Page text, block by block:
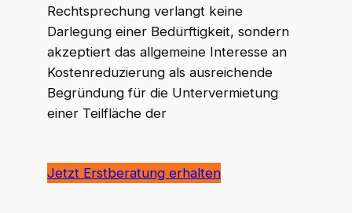
Rechtsprechung verlangt keine
Darlegung einer Bedürftigkeit, sondern
akzeptiert das allgemeine Interesse an
Kostenreduzierung als ausreichende
Begründung für die Untervermietung
einer Teilfläche der
Jetzt Erstberatung erhalten